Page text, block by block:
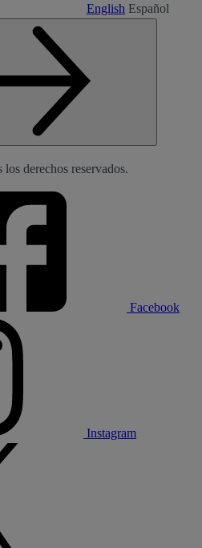
English Español
derechos reservados.
Facebook
Instagram